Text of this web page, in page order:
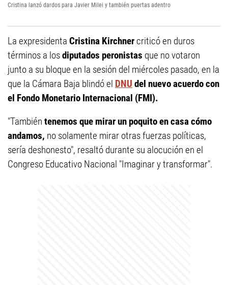
Cristina lanzó dardos para Javier Milei y también puertas adentro
La expresidenta Cristina Kirchner criticó en duros
términos a losdiputados peronistas que no votaron
junto a su bloque en la sesión del miércoles pasado, en la
que la Cámara Baja blindó el DNU del nuevo acuerdo con
el Fondo Monetario Internacional (FMI).
"También tenemos que mirar un poquito en casa cómo
andamos, no solamente mirar otras fuerzas políticas,
sería deshonesto", resaltó durante su alocución en el
Congreso Educativo Nacional "Imaginar y transformar".